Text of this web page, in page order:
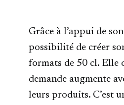
Grâce à l’appui de
possibilité de créer
formats de 50 cl. Elle
demande augmente
leurs produits. C’est